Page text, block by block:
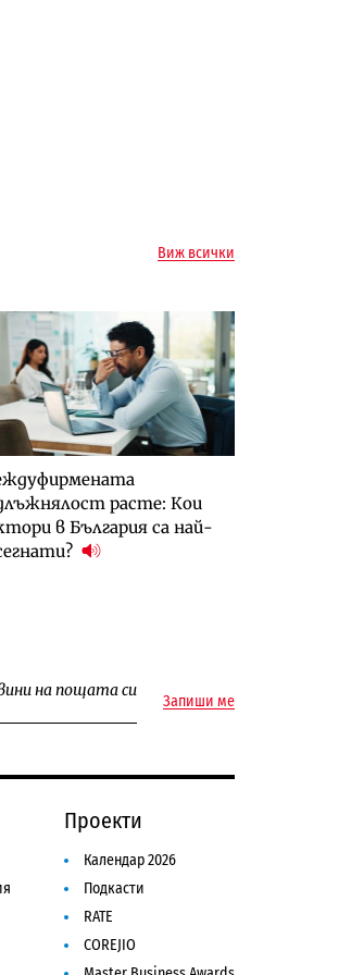
Виж всички
расте: Кои
в България са най-
на пощата си
Запиши ме
Проекти
Календар 2026
Подкасти
RATE
COREJIO